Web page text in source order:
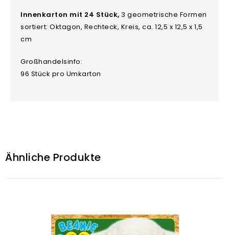
Innenkarton mit 24 Stück,3 geometrische Formen
sortiert: Oktagon, Rechteck, Kreis, ca. 12,5 x 12,5 x 1,5
cm
Großhandelsinfo:
96 Stück pro Umkarton
Ähnliche Produkte